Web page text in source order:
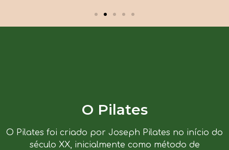
O Pilates
O Pilates foi criado por Joseph Pilates no início do
século XX, inicialmente como método de